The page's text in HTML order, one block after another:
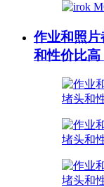
作业和照
和性价比